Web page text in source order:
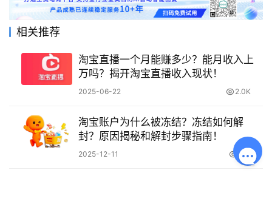
相关推荐
淘宝直播一个月能赚多少？能月收入上
万吗？揭开淘宝直播收入现状！
2025-06-22 2.0K
淘宝账户为什么被冻结？冻结如何解
封？原因揭秘和解封步骤指南！
2025-12-11 1.1K